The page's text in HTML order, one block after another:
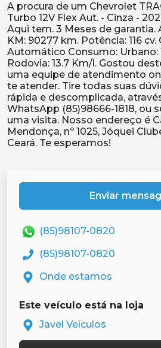
A procura de um Chevrolet
Turbo 12V Flex Aut. - Cinza -
Aqui tem. 3 Meses de garantia.
KM: 90277 km. Potência: 116 cv.
Automático Consumo: Urbano:
Rodovia: 13.7 Km/l. Gostou
uma equipe de atendimento
te atender. Tire todas suas
rápida e descomplicada,
WhatsApp (85)98666-1818, ou
uma visita. Nosso endereço é
Mendonça, nº 1025, Jóquei
Enviar
(85)98107-0820
(85)98107-0820
Onde estamos
Este veículo está na loja
Javel Veículos